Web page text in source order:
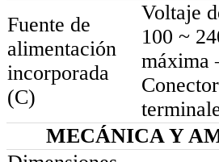
Fuente de
alimentación
incorporada
(C)
Voltaje
100 ~
máxima
MECÁNICA Y